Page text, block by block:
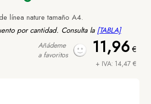
línea nature tamaño A4.
por cantidad. Consulta la [TABLA]
11,96€
+ IVA: 14,47 €
Añádeme
a favoritos